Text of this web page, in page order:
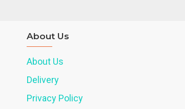
About Us
About Us
Delivery
Privacy Policy